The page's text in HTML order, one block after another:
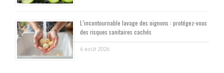
L’incontournable lavage des oignons : protégez-vous
des risques sanitaires cachés
6 août 2026